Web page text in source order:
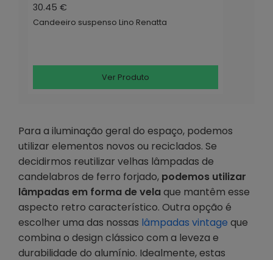
30.45 €
Candeeiro suspenso Lino Renatta
Ver Produto
Para a iluminação geral do espaço, podemos
utilizar elementos novos ou reciclados. Se
decidirmos reutilizar velhas lâmpadas de
candelabros de ferro forjado, podemos utilizar
lâmpadas em forma de velaque mantêm esse
aspecto retro característico. Outra opção é
escolher uma das nossas lâmpadas vintage que
combina o design clássico com a leveza e
durabilidade do alumínio. Idealmente, estas